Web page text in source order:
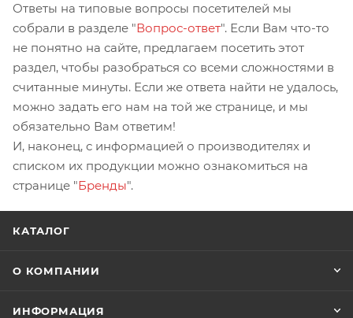
Ответы на типовые вопросы посетителей мы
собрали в разделе "Вопрос-ответ". Если Вам что-то
не понятно на сайте, предлагаем посетить этот
раздел, чтобы разобраться со всеми сложностями в
считанные минуты. Если же ответа найти не удалось,
можно задать его нам на той же странице, и мы
обязательно Вам ответим!
И, наконец, с информацией о производителях и
списком их продукции можно ознакомиться на
странице "Бренды".
КАТАЛОГ
О КОМПАНИИ
ИНФОРМАЦИЯ